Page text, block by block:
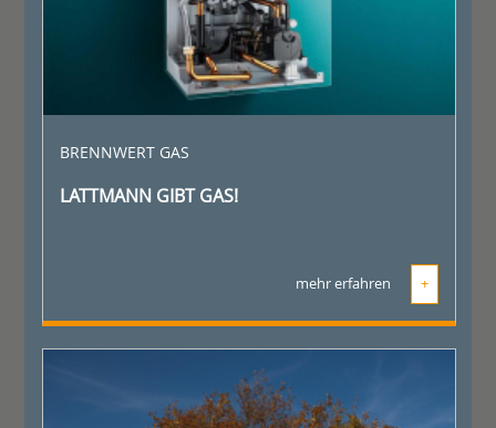
BRENNWERT GAS
LATTMANN GIBT GAS!
mehr erfahren +